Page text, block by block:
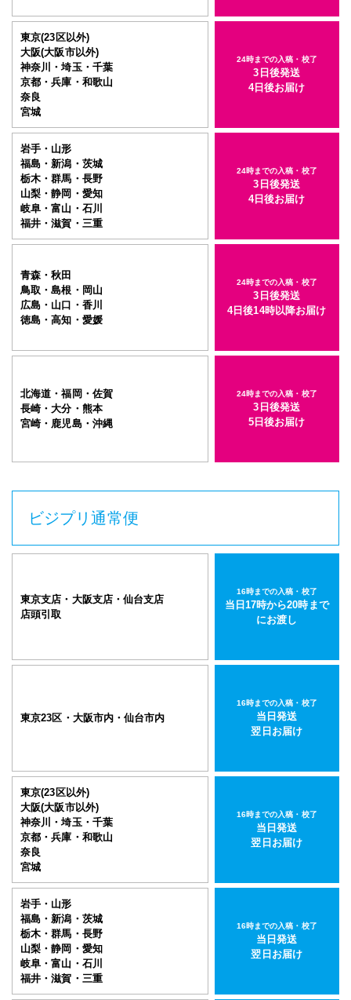
東京(23区以外)
大阪(大阪市以外)
神奈川・埼玉・千葉
京都・兵庫・和歌山
奈良
宮城
24時までの入稿・校了
3日後発送
4日後お届け
岩手・山形
福島・新潟・茨城
栃木・群馬・長野
山梨・静岡・愛知
岐阜・富山・石川
福井・滋賀・三重
24時までの入稿・校了
3日後発送
4日後お届け
青森・秋田
鳥取・島根・岡山
広島・山口・香川
徳島・高知・愛媛
24時までの入稿・校了
3日後発送
4日後14時以降お届け
北海道・福岡・佐賀
長崎・大分・熊本
宮崎・鹿児島・沖縄
24時までの入稿・校了
3日後発送
5日後お届け
ビジプリ通常便
東京支店・大阪支店・仙台支店
店頭引取
16時までの入稿・校了
当日17時から20時まで
にお渡し
東京23区・大阪市内・仙台市内
16時までの入稿・校了
当日発送
翌日お届け
東京(23区以外)
大阪(大阪市以外)
神奈川・埼玉・千葉
京都・兵庫・和歌山
奈良
宮城
16時までの入稿・校了
当日発送
翌日お届け
岩手・山形
福島・新潟・茨城
栃木・群馬・長野
山梨・静岡・愛知
岐阜・富山・石川
福井・滋賀・三重
16時までの入稿・校了
当日発送
翌日お届け